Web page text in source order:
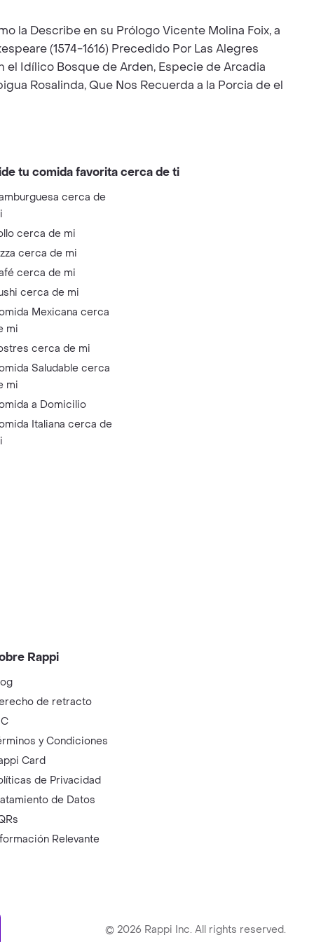
la Describe en su Prólogo Vicente Molina Foix, a
(1574-1616) Precedido Por Las Alegres
el Idílico Bosque de Arden, Especie de Arcadia
Rosalinda, Que Nos Recuerda a la Porcia de el
tu comida favorita cerca de ti
cerca de
cerca de mi
cerca de mi
cerca de mi
cerca de mi
Mexicana cerca
mi
cerca de mi
Saludable cerca
mi
a Domicilio
Italiana cerca de
Rappi
de retracto
y Condiciones
Card
de Privacidad
de Datos
Relevante
© 2026 Rappi Inc. All rights reserved.